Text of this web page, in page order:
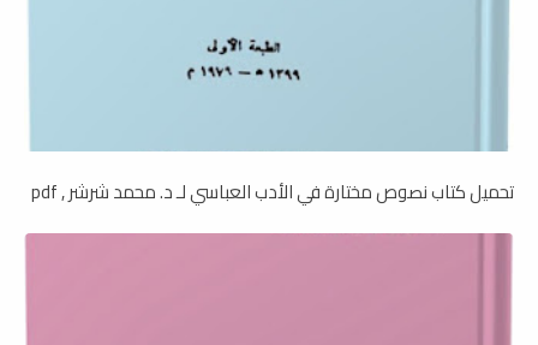
تحميل كتاب نصوص مختارة في الأدب العباسي لـ د. محمد شرشر , pdf